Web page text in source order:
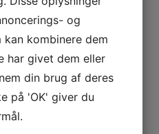
VN
ØS
SH
VN
TH
ØS
MP
KS
og
kan kombinere dem
har givet dem eller
din brug af deres
på 'OK' giver du